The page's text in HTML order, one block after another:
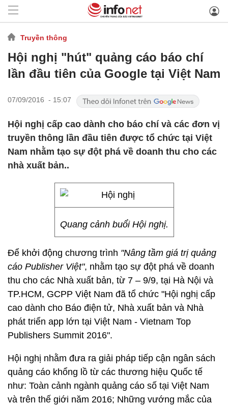
Truyền thông
Hội nghị "hút" quảng cáo báo chí
lần đầu tiên của Google tại Việt Nam
07/09/2016 - 15:07
Hội nghị cấp cao dành cho báo chí và các đơn vị
truyền thông lần đầu tiên được tổ chức tại Việt
Nam nhằm tạo sự đột phá về doanh thu cho các
nhà xuất bản..
Quang cảnh buổi Hội nghị.
Để khởi động chương trình "Nâng tầm giá trị quảng
cáo Publisher Việt", nhằm tạo sự đột phá về doanh
thu cho các Nhà xuất bản, từ 7 – 9/9, tại Hà Nội và
TP.HCM, GCPP Việt Nam đã tổ chức "Hội nghị cấp
cao dành cho Báo điện tử, Nhà xuất bản và Nhà
phát triển app lớn tại Việt Nam - Vietnam Top
Publishers Summit 2016".
Hội nghị nhằm đưa ra giải pháp tiếp cận ngân sách
quảng cáo khổng lồ từ các thương hiệu Quốc tế
như: Toàn cảnh ngành quảng cáo số tại Việt Nam
và trên thế giới năm 2016; Những vướng mắc của